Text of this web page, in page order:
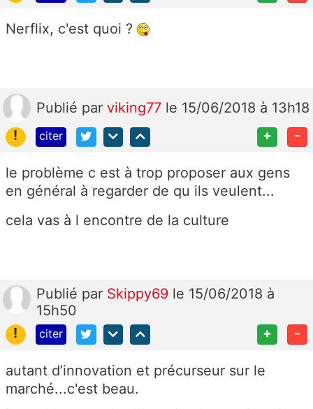
Nerflix, c'est quoi ?
Publié par viking77 le 15/06/2018 à 13h18
!
citer + -
le problème c est à trop proposer aux gens
en général à regarder de qu ils veulent...
cela vas à l encontre de la culture
Publié par Skippy69 le 15/06/2018 à
15h50
!
citer + -
autant d’innovation et précurseur sur le
marché...c'est beau.